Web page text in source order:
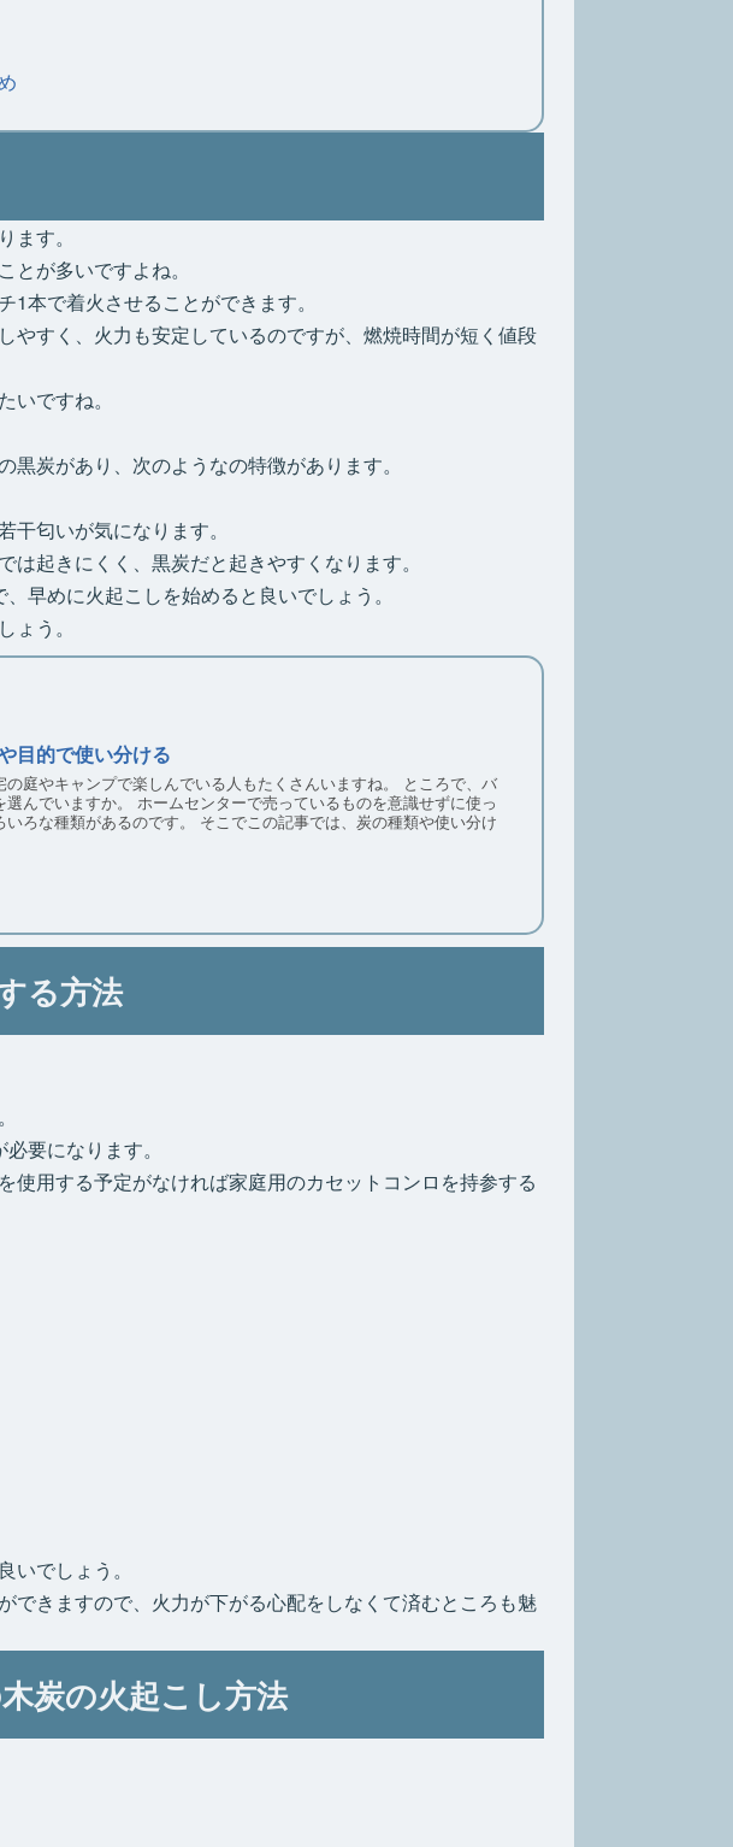
す。
が多いですよね。
本で着火させることができます。
すく、火力も安定しているのですが、燃焼時間が短く値段
ですね。
炭があり、次のようなの特徴があります。
匂いが気になります。
起きにくく、黒炭だと起きやすくなります。
早めに火起こしを始めると良いでしょう。
う。
目的で使い分ける
ャンプで楽しんでいる人もたくさんいますね。 ところで、バ
ているものを意識せずに使っ
でこの記事では、炭の種類や使い分け
る方法
要になります。
用する予定がなければ家庭用のカセットコンロを持参する
でしょう。
きますので、火力が下がる心配をしなくて済むところも魅
炭の火起こし方法